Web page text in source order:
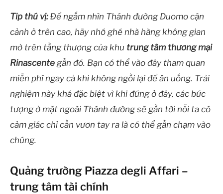
Tip thú vị: Để ngắm nhìn Thánh đường Duomo cận
cảnh ở trên cao, hãy nhớ ghé nhà hàng không gian
mở trên tầng thượng của khu trung tâm thương mại
Rinascente gần đó. Bạn có thể vào đây tham quan
miễn phí ngay cả khi không ngồi lại để ăn uống. Trải
nghiệm này khá đặc biệt vì khi đứng ở đây, các bức
tượng ở mặt ngoài Thánh đường sẽ gần tới nỗi ta có
cảm giác chỉ cần vươn tay ra là có thể gần chạm vào
chúng.
Quảng trường Piazza degli Affari –
trung tâm tài chính